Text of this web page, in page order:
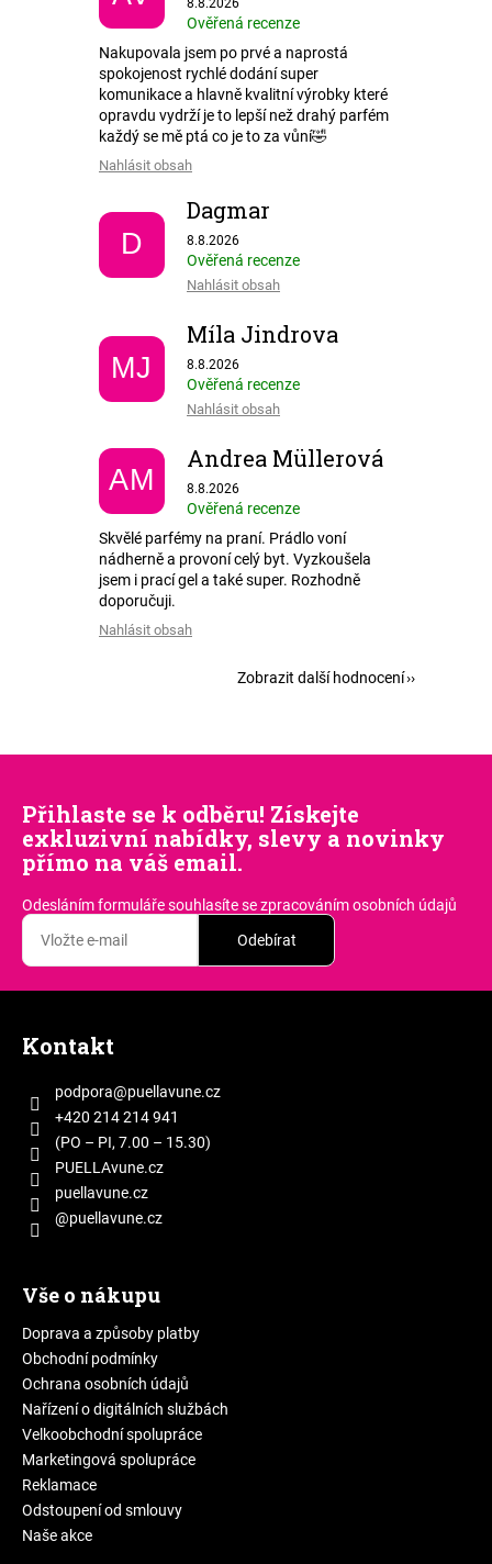
8.8.2026
Ověřená recenze
Nakupovala jsem po prvé a naprostá
spokojenost rychlé dodání super
komunikace a hlavně kvalitní výrobky které
opravdu vydrží je to lepší než drahý parfém
každý se mě ptá co je to za vůní🤣
Nahlásit obsah
D
Dagmar
Hodnocení obchodu je 5 z 5 hvězdiček.
8.8.2026
Ověřená recenze
Nahlásit obsah
MJ
Míla Jindrova
Hodnocení obchodu je 5 z 5 hvězdiček.
8.8.2026
Ověřená recenze
Nahlásit obsah
AM
Andrea Müllerová
Hodnocení obchodu je 5 z 5 hvězdiček.
8.8.2026
Ověřená recenze
Skvělé parfémy na praní. Prádlo voní
nádherně a provoní celý byt. Vyzkoušela
jsem i prací gel a také super. Rozhodně
doporučuji.
Nahlásit obsah
Zobrazit další hodnocení
Přihlaste se k odběru! Získejte
exkluzivní nabídky, slevy a novinky
přímo na váš email.
Odesláním formuláře souhlasítese zpracováním osobních údajů
Odebírat
Kontakt
podpora@puellavune.cz
+420 214 214 941
(PO – PI, 7.00 – 15.30)
PUELLAvune.cz
puellavune.cz
@puellavune.cz
Vše o nákupu
Doprava a způsoby platby
Obchodní podmínky
Ochrana osobních údajů
Nařízení o digitálních službách
Velkoobchodní spolupráce
Marketingová spolupráce
Reklamace
Odstoupení od smlouvy
Naše akce